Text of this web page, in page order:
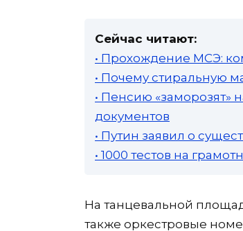
Сейчас читают:
• Прохождение МСЭ:
• Почему стиральную
• Пенсию «заморозят»
документов
• Путин заявил о
• 1000 тестов на
На танцевальной
также оркестровые